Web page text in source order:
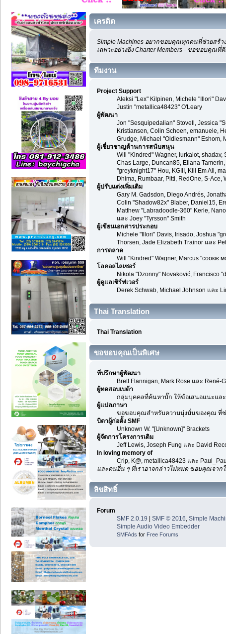
เครดิต
Simple Machines อยากขอบคุณทุกคนที่ช่วยสร้า
เฉพาะอย่างยิ่ง Charter Members - ขอขอบคุณ
ทีมงาน
Project Support
Aleksi "Lex" Kilpinen, Michele "Illori"
Justin "metallica48423" O'Leary
ผู้พัฒนา
Jon "Sesquipedalian" Stovell, Jessica
Kristiansen, Colin Schoen, emanuele,
Grudge, Michael "Oldiesmann" Eshom,
ผู้เชี่ยวชาญด้านการสนับสนุน
Will "Kindred" Wagner, lurkalot, shadav,
Chas Large, Duncan85, Eliana
"greyknight17" Hou, KGIII, Kill Em All,
Dhima, Rumbaar, Pitti, RedOne, S-
ผู้ปรับแต่งเพิ่มเติม
Gary M. Gadsdon, Diego Andrés,
Colin "Shadow82x" Blaber, Daniel15,
Matthew "Labradoodle-360" Kerle,
และ Joey "Tyrsson" Smith
ผู้เขียนเอกสารประกอบ
Michele "Illori" Davis, Irisado, Joshua
Thorsen, Jade Elizabeth Trainor และ
การตลาด
Will "Kindred" Wagner, Marcus "cσσкιє
โลคอลไลเซอร์
Nikola "Dzonny" Novaković, Francisco
ผู้ดูแลเซิร์ฟเวอร์
Derek Schwab, Michael Johnson และ
Thai Translation
Thai Translation
ขอขอบคุณเป็นพิเศษ
ที่ปรึกษาผู้พัฒนา
Brett Flannigan, Mark Rose และ René-
ผู้ทดสอบเบต้า
กลุ่มบุคคลที่ค้นหาบั๊ก ให้ข้อเสนอแนะแล
ผู้แปลภาษา
ขอขอบคุณสำหรับความมุ่งมั่นของคุณ ที่ช่
บิดาผู้ก่อตั้ง SMF
Unknown W. "[Unknown]" Brackets
ผู้จัดการโครงการเดิม
Jeff Lewis, Joseph Fung และ David
In loving memory of
Crip, K@, metallica48423 และ
และคนอื่น ๆ ที่เราอาจกล่าวไม่หมด ขอบคุณจากใ
ลิขสิทธิ์
Forum
SMF 2.0.19 | SMF © 2016 Simple
Simple Audio Video Embedder
SMFAds for Free Forums